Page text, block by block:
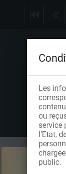
Les
ou
service
l’Etat,
public.